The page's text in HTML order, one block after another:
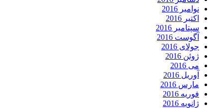
نوامبر 2016
اکتبر 2016
سپتامبر 2016
آگوست 2016
جولای 2016
ژوئن 2016
می 2016
آوریل 2016
مارس 2016
فوریه 2016
ژانویه 2016